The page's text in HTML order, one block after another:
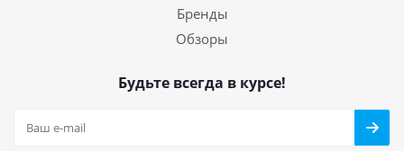
Бренды
Обзоры
Будьте всегда в курсе!